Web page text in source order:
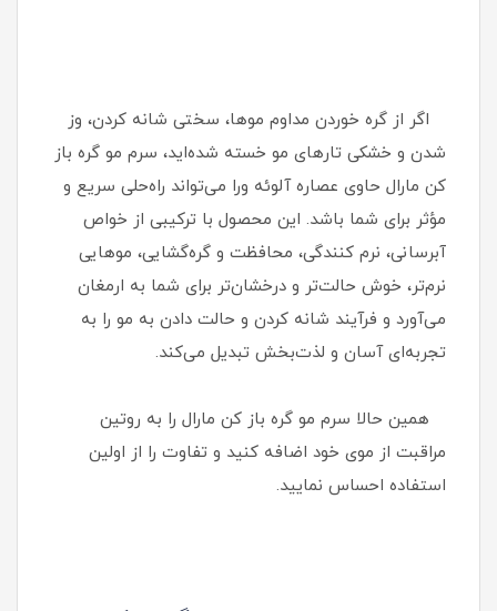
اگر از گره خوردن مداوم موها، سختی شانه کردن، وز
شدن و خشکی تارهای مو خسته شده‌اید، سرم مو گره باز
کن مارال حاوی عصاره آلوئه ورا می‌تواند راه‌حلی سریع و
مؤثر برای شما باشد. این محصول با ترکیبی از خواص
آبرسانی، نرم‌ کنندگی، محافظت و گره‌گشایی، موهایی
نرم‌تر، خوش‌ حالت‌تر و درخشان‌تر برای شما به ارمغان
می‌آورد و فرآیند شانه کردن و حالت دادن به مو را به
تجربه‌ای آسان و لذت‌بخش تبدیل می‌کند.
همین حالا سرم مو گره باز کن مارال را به روتین
مراقبت از موی خود اضافه کنید و تفاوت را از اولین
استفاده احساس نمایید.